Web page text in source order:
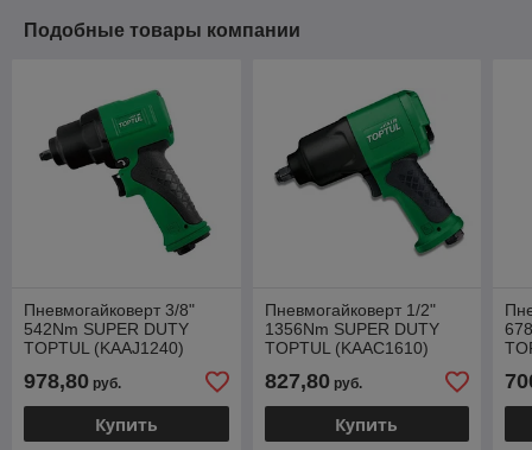
Подобные товары компании
Пневмогайковерт 3/8"
542Nm SUPER DUTY
TOPTUL (KAAJ1240)
978,80 руб.
Купить
Пневмогайковерт 1/2"
1356Nm SUPER DUTY
TOPTUL (KAAC1610)
827,80руб.
Купить